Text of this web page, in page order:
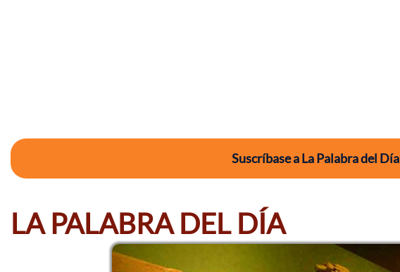
Suscríbase a La Palabra del Día
LA PALABRA DEL DÍA